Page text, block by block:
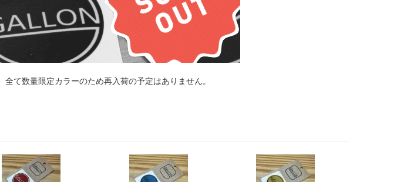
て数量限定カラーのため再入荷の予定はありません。